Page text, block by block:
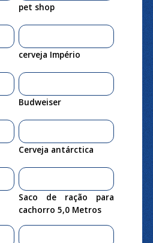
pet shop
cerveja Império
Budweiser
Cerveja antárctica
Saco de ração para
cachorro 5,0 Metros